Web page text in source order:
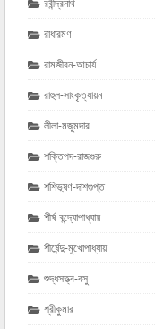
রবীন্দ্রনাথ
রাধারমণ
রামজীবন-আচার্য
রাহুল-সাংকৃত্যায়ন
লীলা-মজুমদার
শক্তিপদ-রাজগুরু
শশিভূষণ-দাশগুপ্ত
শীর্ষ-বন্দ্যোপাধ্যায়
শীর্ষেন্দু-মুখোপাধ্যায়
শুদ্ধসত্ত্ব-বসু
শ্রীকুমার